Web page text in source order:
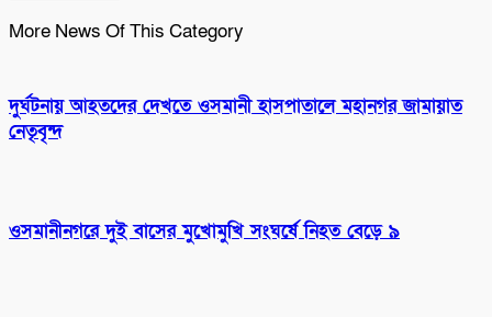
More News Of This Category
দুর্ঘটনায় আহতদের দেখতে ওসমানী হাসপাতালে মহানগর জামায়াত
নেতৃবৃন্দ
ওসমানীনগরে দুই বাসের মুখোমুখি সংঘর্ষে নিহত বেড়ে ৯